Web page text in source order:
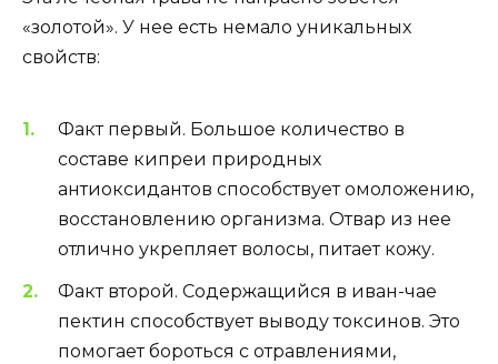
«золотой». У нее есть немало уникальных
свойств:
Факт первый. Большое количество в
составе кипреи природных
антиоксидантов способствует омоложению,
восстановлению организма. Отвар из нее
отлично укрепляет волосы, питает кожу.
Факт второй. Содержащийся в иван-чае
пектин способствует выводу токсинов. Это
помогает бороться с отравлениями,